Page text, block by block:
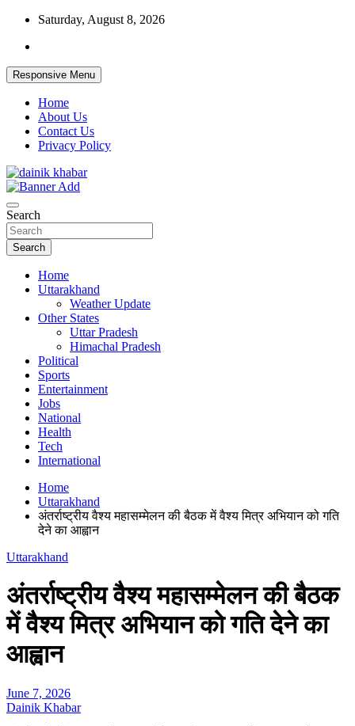
Skip
content
Saturday, August 8, 2026
Responsive Menu
Home
About Us
Contact Us
Privacy Policy
Dainikkhabar.in – Uttarakhand Daily
Hindi News Website
Search
Search
Home
Uttarakhand
Weather Update
Other States
Uttar Pradesh
Himachal Pradesh
Political
Sports
Entertainment
Jobs
National
Health
Tech
International
Home
Uttarakhand
अंतर्राष्ट्रीय वैश्य महासम्मेलन की बैठक में वैश्य मित्र अभियान को गति
देने का आह्वान
Uttarakhand
अंतर्राष्ट्रीय वैश्य महासम्मेलन की बैठक
में वैश्य मित्र अभियान को गति देने का
आह्वान
June 7, 2026
Dainik Khabar